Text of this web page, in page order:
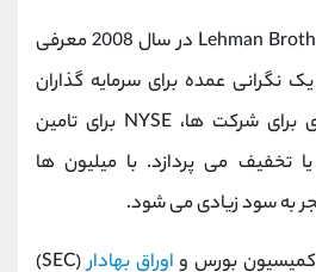
SLP پس از فروپاشی Lehman Brothers در سال 2008 معرفی
نگرانی عمده برای سرمایه گذاران
بود). به عنوان انگیزه ای برای شرکت ها، NYSE برای تامین
تخفیف می پردازد. با میلیون ها
به سود زیادی می شود.
کمیسیون بورس و اوراق بهادار
(SEC)